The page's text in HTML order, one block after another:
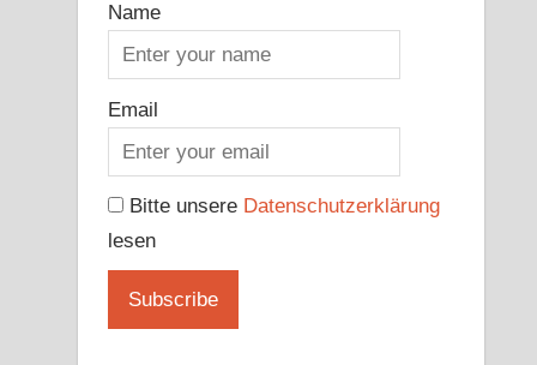
Name
Email
Bitte unsere Datenschutzerklärung
lesen